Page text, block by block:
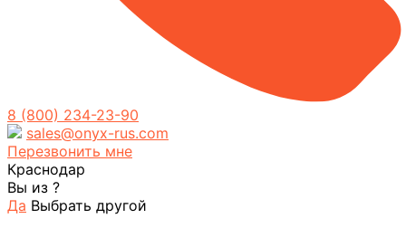
8 (800) 234-23-90
sales@onyx-rus.com
Перезвонить мне
Краснодар
Вы из ?
Да Выбрать другой